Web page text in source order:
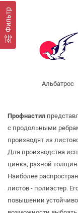
Фильтр
Альбатрос
Профнастил
с продольными
производят из
Для производства
цинка, разной
Наиболее
листов - полиэстер.
повышении